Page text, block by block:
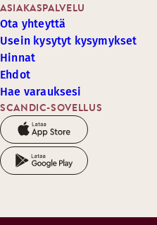
SCANDIC-SOVELLUS
ASIAKASPALVELU
Ota yhteyttä
Usein kysytyt kysymykset
Hinnat
Ehdot
Hae varauksesi